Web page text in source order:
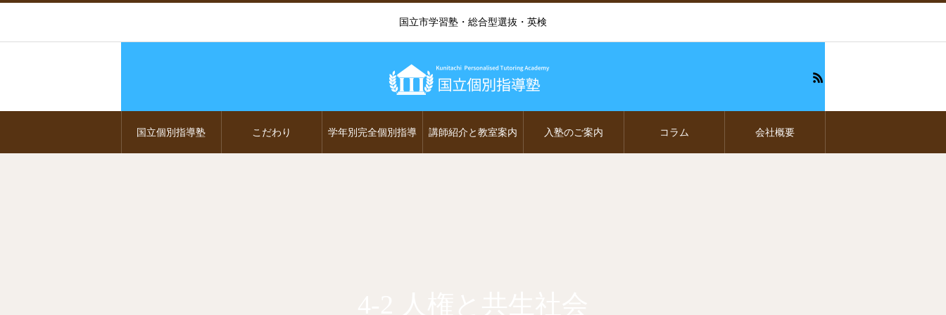
国立市学習塾・総合型選抜・英検
国立個別指導塾 こだわり 学年別完全個別指導 講師紹介と教室案内 入塾のご案内 コラム 会社概要